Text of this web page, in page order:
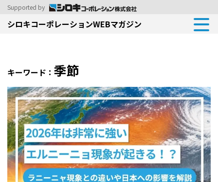
シロキコーポレーションWEBマガジン
Supported by
キーワード： 季節